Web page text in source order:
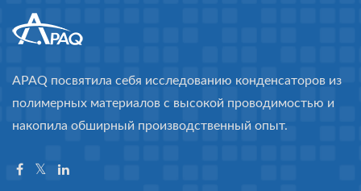
APAQ посвятила себя исследованию конденсаторов из
полимерных материалов с высокой проводимостью и
накопила обширный производственный опыт.